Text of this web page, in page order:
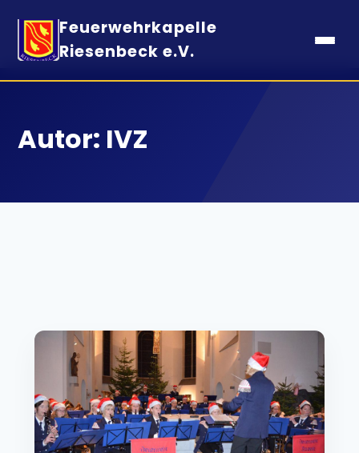
Feuerwehrkapelle
Riesenbeck e.V.
Autor: IVZ